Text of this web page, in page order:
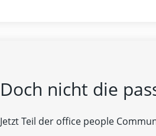
Doch nicht die
Jetzt Teil der office people